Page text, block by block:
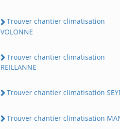
Trouver chantier climatisation
VOLONNE
Trouver chantier climatisation
REILLANNE
Trouver chantier climatisation
Trouver chantier climatisation